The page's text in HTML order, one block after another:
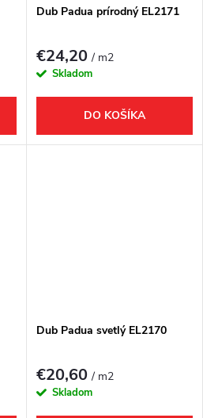
Dub Padua prírodný EL2171
€24,20/ m2
Skladom
DO KOŠÍKA
Dub Padua svetlý EL2170
€20,60/ m2
Skladom